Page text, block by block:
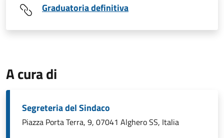
Graduatoria definitiva
A cura di
Segreteria del Sindaco
Piazza Porta Terra, 9, 07041 Alghero SS, Italia